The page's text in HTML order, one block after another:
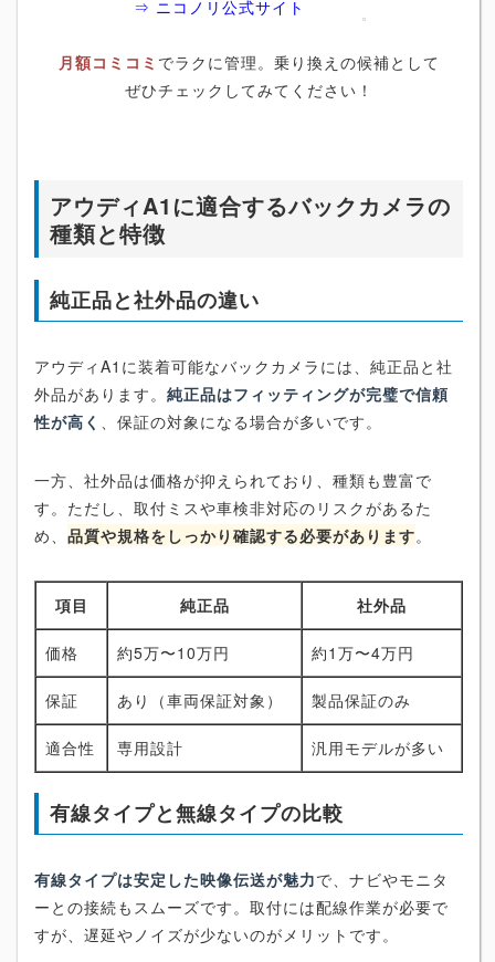
⇒ ニコノリ公式サイト
月額コミコミ でラクに管理。乗り換えの候補として
ぜひチェックしてみてください！
アウディA1に適合するバックカメラの
種類と特徴
純正品と社外品の違い
アウディA1に装着可能なバックカメラには、純正品と社
外品があります。 純正品はフィッティングが完璧で信頼
性が高く 、保証の対象になる場合が多いです。
一方、社外品は価格が抑えられており、種類も豊富で
す。ただし、取付ミスや車検非対応のリスクがあるた
め、 品質や規格をしっかり確認する必要があります。
項目 純正品 社外品
価格 約5万〜10万円 約1万〜4万円
保証 あり（車両保証対象） 製品保証のみ
適合性 専用設計 汎用モデルが多い
有線タイプと無線タイプの比較
有線タイプは安定した映像伝送が魅力で、ナビやモニタ
ーとの接続もスムーズです。取付には配線作業が必要で
すが、遅延やノイズが少ないのがメリットです。